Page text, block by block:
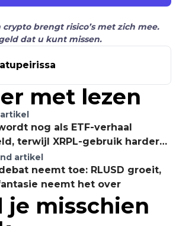
brengt risico’s met zich mee.
dat u kunt missen.
met lezen
nog als ETF-verhaal
terwijl XRPL-gebruik harder
te spreken
artikel
neemt toe: RLUSD groeit,
neemt het over
je misschien